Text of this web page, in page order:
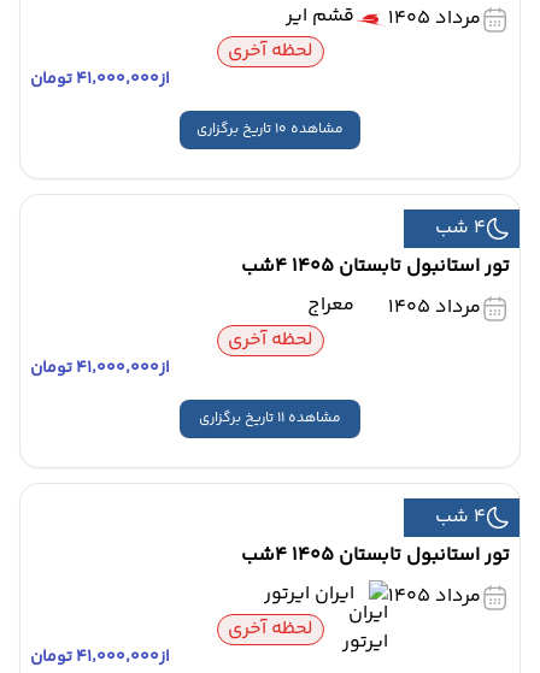
مرداد 1405
قشم ایر
لحظه آخری
۴۱٬۰۰۰٬۰۰۰ تومان
مشاهده 10 تاریخ برگزاری
4 شب
تور استانبول تابستان 1405 4شب
مرداد 1405
معراج
لحظه آخری
۴۱٬۰۰۰٬۰۰۰ تومان
مشاهده 11 تاریخ برگزاری
4 شب
تور استانبول تابستان 1405 4شب
مرداد 1405
ایران ایرتور
لحظه آخری
۴۱٬۰۰۰٬۰۰۰ تومان